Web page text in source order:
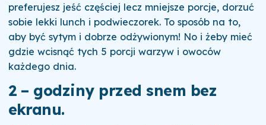
preferujesz jeść częściej lecz mniejsze porcje, dorzuć
sobie lekki lunch i podwieczorek. To sposób na to,
aby być sytym i dobrze odżywionym! No i żeby mieć
gdzie wcisnąć tych 5 porcji warzyw i owoców
każdego dnia.
2 – godziny przed snem bez
ekranu.